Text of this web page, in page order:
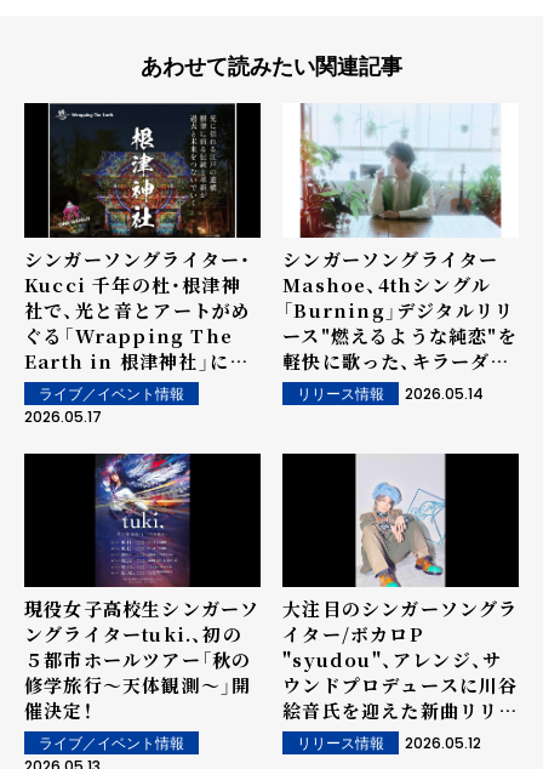
あわせて読みたい関連記事
シンガーソングライター・
Kucci 千年の杜・根津神
社で、光と音とアートがめ
ぐる「Wrapping The
Earth in 根津神社」にて
5月23日（土）ライブパフォ
ーマンス出演が決定！
ライブ／イベント情報
2026.05.17
シンガーソングライター
Mashoe、4thシングル
「Burning」デジタルリリ
ース"燃えるような純恋"を
軽快に歌った、キラーダン
スチューン！
リリース情報 2026.05.14
現役女子高校生シンガーソ
ングライターtuki.、初の
５都市ホールツアー「秋の
修学旅⾏〜天体観測〜」開
催決定！
ライブ／イベント情報
大注目のシンガーソングラ
イター/ボカロP
"syudou"、アレンジ、サ
ウンドプロデュースに川谷
絵音氏を迎えた新曲リリー
ス決定！
リリース情報 2026.05.12